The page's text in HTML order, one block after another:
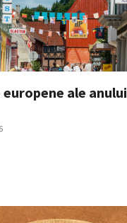
europene ale anului